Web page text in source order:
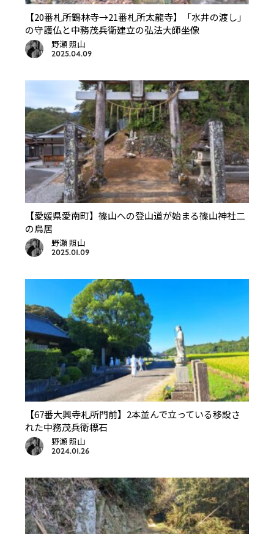
【20番札所鶴林寺→21番札所太龍寺】「水井の渡し」
の守護仏と中務茂兵衛建立の弘法大師坐像
野瀬 照山
2025.04.09
【愛媛県愛南町】篠山への登山道が始まる篠山神社二
の鳥居
野瀬 照山
2025.01.09
【67番大興寺札所門前】2本並んで立っている移設さ
れた中務茂兵衛標石
野瀬 照山
2024.01.26